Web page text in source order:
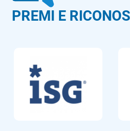
PREMI E